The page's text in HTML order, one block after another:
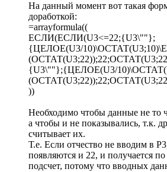
На данный момент вот такая
доработкой:
=arrayformula((
ЕСЛИ(ЕСЛИ(U3<=22;{U3\""};
{ЦЕЛОЕ(U3/
{U3\""};{ЦЕЛОЕ(U3/
))
Необходимо чтобы данные не то
а чтобы и не показывались, т.к.
считывает их.
Т.е. Если отчество не вводим в
появляются и 22, и получается
подсчет, потому что вводных